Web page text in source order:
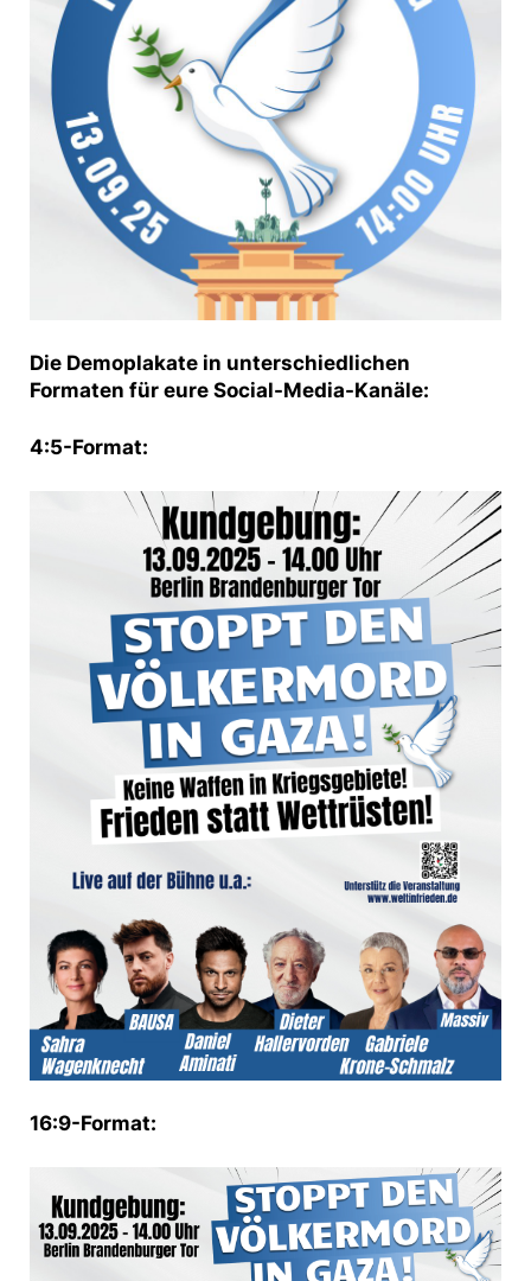
Die Demoplakate in unterschiedlichen
Formaten für eure Social-Media-Kanäle:
4:5-Format:
16:9-Format: